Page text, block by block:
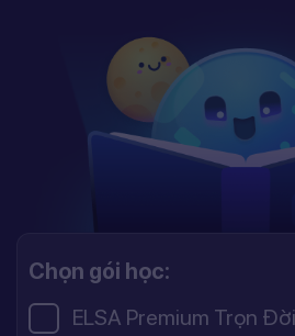
Chọn gói học:
ELSA Premium Trọn Đời